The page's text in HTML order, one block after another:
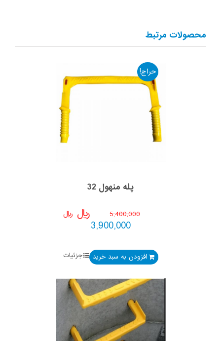
محصولات مرتبط
حراج!
پله منهول 32
﷼ 5,400,000
﷼
3,900,000
افزودن به سبد خرید جزئیات